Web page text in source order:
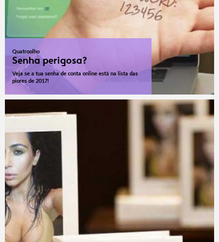
Quatroolho
Senha perigosa?
Veja se a tua senha de conta online está na lista das
piores de 2017!